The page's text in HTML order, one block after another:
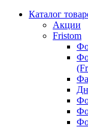
Каталог
Акции
Fristom